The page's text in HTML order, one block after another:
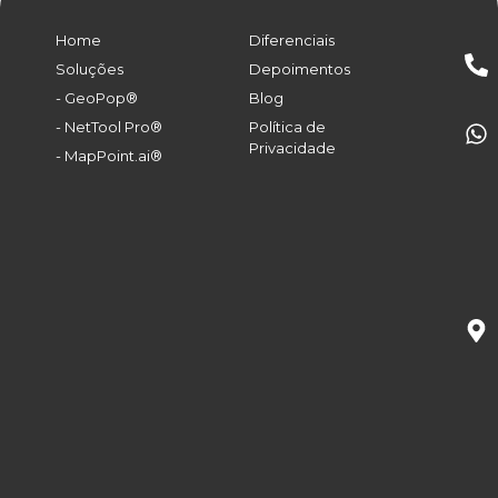
Home
Soluções
- GeoPop®
- NetTool Pro®
- MapPoint.ai®
Diferenciais
Depoimentos
Blog
Política de
Privacidade